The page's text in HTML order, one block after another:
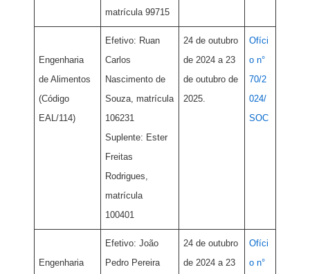
matrícula 99715
Engenharia
de Alimentos
(Código
EAL/114)
Efetivo: Ruan
Carlos
Nascimento de
Souza, matrícula
106231
Suplente: Ester
Freitas
Rodrigues,
matrícula
100401
24 de outubro
de 2024 a 23
de outubro de
2025.
Ofíci
o n°
70/2
024/
SOC
Engenharia
Efetivo: João
Pedro Pereira
24 de outubro
de 2024 a 23
Ofíci
o n°